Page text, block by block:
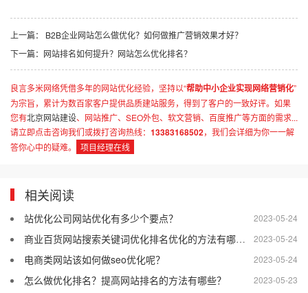
上一篇：
B2B企业网站怎么做优化？如何做推广营销效果才好？
下一篇： 网站排名如何提升？网站怎么优化排名？
良言多米网络凭借多年的网站优化经验，坚持以“帮助中小企业实现网络营销化”
为宗旨，累计为数百家客户提供品质建站服务，得到了客户的一致好评。如果
您有北京网站建设、网站推广、SEO外包、软文营销、百度推广等方面的需求...
请立即点击咨询我们或拨打咨询热线： 13383168502，我们会详细为你一一解
答你心中的疑难。
项目经理在线
相关阅读
2023-05-24
站优化公司网站优化有多少个要点？
2023-05-24
商业百货网站搜索关键词优化排名优化的方法有哪些？
2023-05-24
电商类网站该如何做seo优化呢？
2023-05-23
怎么做优化排名？提高网站排名的方法有哪些？